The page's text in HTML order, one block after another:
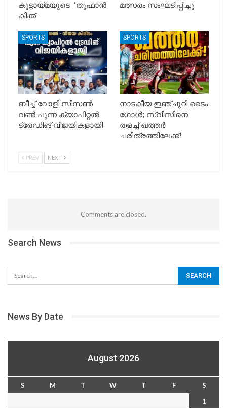
കൂട്ടായ്മയുടെ ‘തൂഫാൻ
കിക്ക്
മത്സരം സംഘടിപ്പിച്ചു
SPORTS
ബീച്ച് വോളി സീസൺ
വൺ പുന്ന ക്യാപിറ്റൽ
ട്രേഡിങ് വിജയികളായി
SPORTS
നാടകീയ ഇഞ്ചുറി ടൈം
ഗോൾ; സ്വിസിനെ
തളച്ച് ഖത്തർ
ചരിത്രത്തിലേക്ക്!
PREV NEXT
Comments are closed.
Search News
News By Date
August 2026
S M T W T F
S
1